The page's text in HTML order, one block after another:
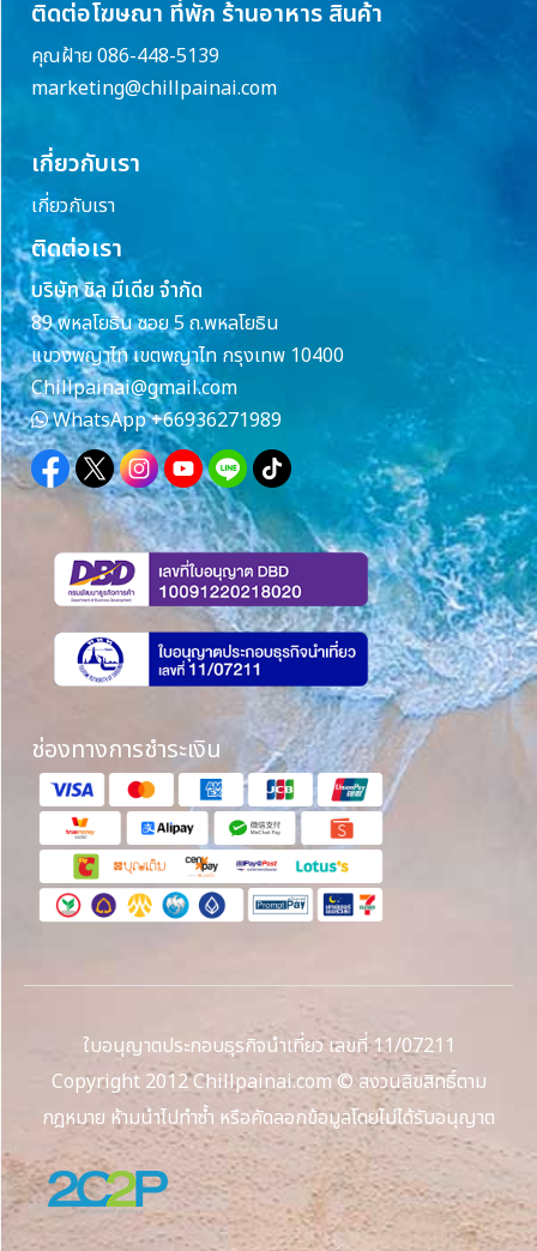
ติดต่อโฆษณา ที่พัก ร้านอาหาร สินค้า
คุณฝ้าย 086-448-5139
marketing@chillpainai.com
เกี่ยวกับเรา
เกี่ยวกับเรา
ติดต่อเรา
บริษัท ชิล มีเดีย จำกัด
89 พหลโยธิน ซอย 5 ถ.พหลโยธิน
แขวงพญาไท เขตพญาไท กรุงเทพ 10400
Chillpainai@gmail.com
WhatsApp+66936271989
ช่องทางการชำระเงิน
ใบอนุญาตประกอบธุรกิจนำเที่ยว เลขที่ 11/07211
Copyright 2012 Chillpainai.com © สงวนลิขสิทธิ์ตาม
กฎหมาย ห้ามนำไปทำซ้ำ หรือคัดลอกข้อมูลโดยไม่ได้รับอนุญาต